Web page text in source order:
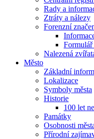
Rady a
Ztráty a nálezy
Forenzní
Nalezená
Město
Základní
Lokalizace
Symboly města
Historie
100 let
Památky
Osobnosti
Přírodní